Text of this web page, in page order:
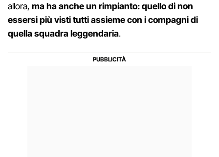
allora, ma ha anche un rimpianto: quello di non
essersi più visti tutti assieme con i compagni di
quella squadra leggendaria.